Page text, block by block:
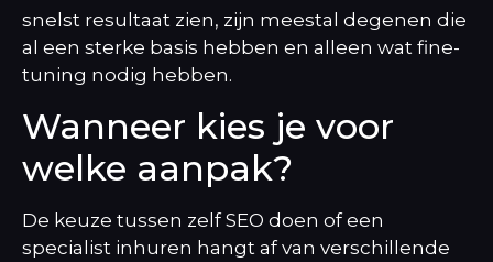
snelst resultaat zien, zijn meestal degenen die
al een sterke basis hebben en alleen wat fine-
tuning nodig hebben.
Wanneer kies je voor
welke aanpak?
De keuze tussen zelf SEO doen of een
specialist inhuren hangt af van verschillende